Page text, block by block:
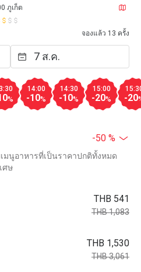
ภูเก็ต
จองแล้ว 13 ครั้ง
%
14:00
-10%
14:30
-10%
15:00
-20% -20
-50 %
มนูอาหารที่เป็นราคาปกติทั้งหมด
ศษ
THB 541
THB 1,083
THB 1,530
THB 3,061